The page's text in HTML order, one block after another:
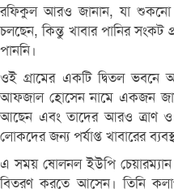
রফিকুল আরও জানান, যা শুকনো
চলছেন, কিন্তু খাবার পানির সংকট
পাননি।
ওই গ্রামের একটি দ্বিতল ভবনে
আফজাল হোসেন নামে একজন
আছেন এবং তাদের আরও ত্রাণ ও
লোকদের জন্য পর্যাপ্ত খাবারের
এ সময় ষোলনল ইউপি চেয়ারম্যান
বিতরণ করতে আসেন। তিনি